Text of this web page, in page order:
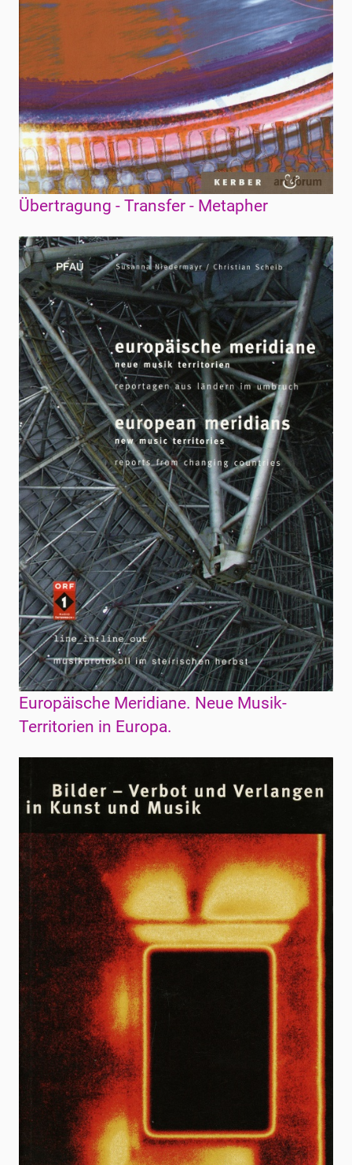
Übertragung - Transfer - Metapher
Europäische Meridiane. Neue Musik-
Territorien in Europa.